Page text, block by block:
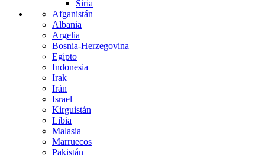
Siria
Afganistán
Albania
Argelia
Bosnia-Herzegovina
Egipto
Indonesia
Irak
Irán
Israel
Kirguistán
Libia
Malasia
Marruecos
Pakistán